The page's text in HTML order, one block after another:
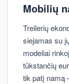
Mobilių
Treilerių
siejamas su
modeliai
tūkstančių
tik patį namą